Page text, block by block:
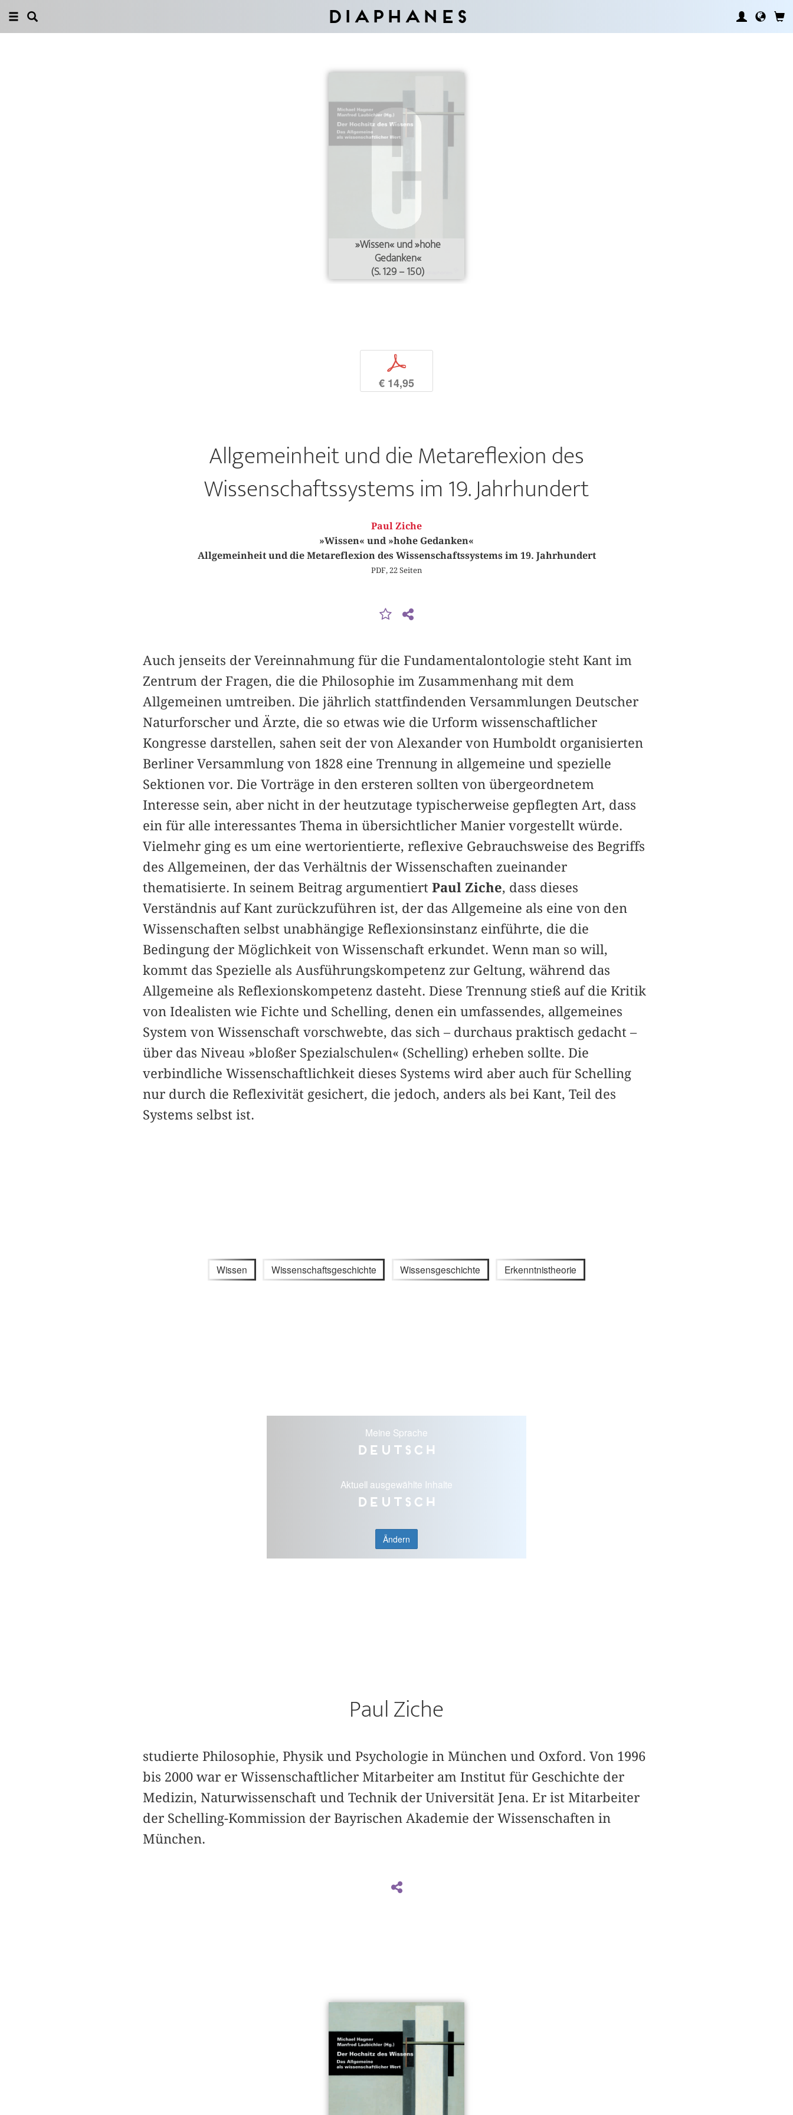
Diaphanes
»Wissen« und »hohe
Gedanken«
(S. 129 – 150)
p
€ 14,95
Allgemeinheit und die Metareflexion des
Wissenschaftssystems im 19. Jahrhundert
Paul Ziche
»Wissen« und »hohe Gedanken«
Allgemeinheit und die Metareflexion des Wissenschaftssystems im 19. Jahrhundert
PDF, 22 Seiten
Auch jenseits der Vereinnahmung für die Fundamentalontologie steht Kant im
Zentrum der Fragen, die die Philosophie im Zusammenhang mit dem
Allgemeinen umtreiben. Die jährlich stattfindenden Versammlungen Deutscher
Naturforscher und Ärzte, die so etwas wie die Urform wissenschaftlicher
Kongresse darstellen, sahen seit der von Alexander von Humboldt organisierten
Berliner Versammlung von 1828 eine Trennung in allgemeine und spezielle
Sektionen vor. Die Vorträge in den ersteren sollten von übergeordnetem
Interesse sein, aber nicht in der heutzutage typischerweise gepflegten Art, dass
ein für alle interessantes Thema in übersichtlicher Manier vorgestellt würde.
Vielmehr ging es um eine wertorientierte, reflexive Gebrauchsweise des Begriffs
des Allgemeinen, der das Verhältnis der Wissenschaften zueinander
thematisierte. In seinem Beitrag argumentiert Paul Ziche, dass dieses
Verständnis auf Kant zurückzuführen ist, der das Allgemeine als eine von den
Wissenschaften selbst unabhängige Reflexionsinstanz einführte, die die
Bedingung der Möglichkeit von Wissenschaft erkundet. Wenn man so will,
kommt das Spezielle als Ausführungskompetenz zur Geltung, während das
Allgemeine als Reflexionskompetenz dasteht. Diese Trennung stieß auf die Kritik
von Idealisten wie Fichte und Schelling, denen ein umfassendes, allgemeines
System von Wissenschaft vorschwebte, das sich – durchaus praktisch gedacht –
über das Niveau »bloßer Spezialschulen« (Schelling) erheben sollte. Die
verbindliche Wissenschaftlichkeit dieses Systems wird aber auch für Schelling
nur durch die Reflexivität gesichert, die jedoch, anders als bei Kant, Teil des
Systems selbst ist.
Wissen Wissenschaftsgeschichte Wissensgeschichte Erkenntnistheorie
Meine Sprache
Deutsch
Aktuell ausgewählte Inhalte
Deutsch
Ändern
Paul Ziche
studierte Philosophie, Physik und Psychologie in München und Oxford. Von 1996
bis 2000 war er Wissenschaftlicher Mitarbeiter am Institut für Geschichte der
Medizin, Naturwissenschaft und Technik der Universität Jena. Er ist Mitarbeiter
der Schelling-Kommission der Bayrischen Akademie der Wissenschaften in
München.